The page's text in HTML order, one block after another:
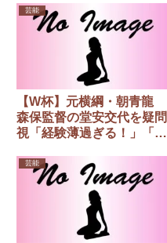
ィ化」へのウンザリ
芸能
【W杯】元横綱・朝青龍
森保監督の堂安交代を疑問
視「経験薄過ぎる！」「全
芸能